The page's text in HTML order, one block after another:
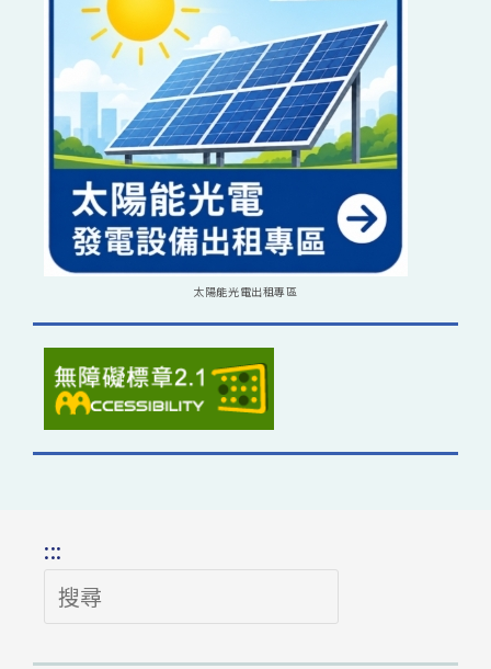
太陽能光電出租專區
:::
搜
尋